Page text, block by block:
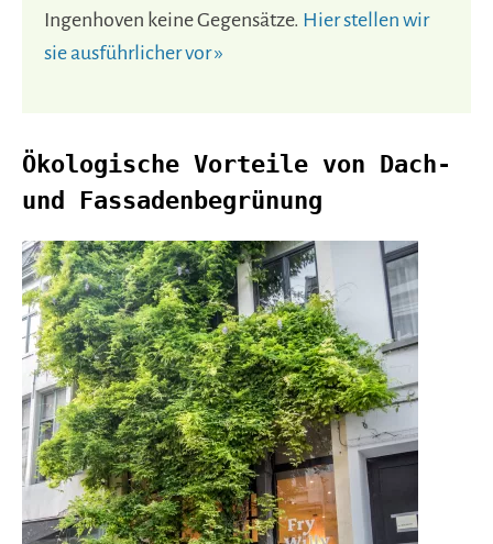
Ingenhoven keine Gegensätze. Hier stellen wir
sie ausführlicher vor »
Ökologische Vorteile von Dach-
und Fassadenbegrünung